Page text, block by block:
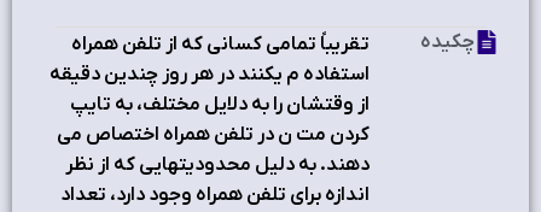
تقريباً تمامي كساني كه از تلفن همراه
استفاده م يكنند در هر روز چندين دقيقه
از وقتشان را به دلايل مختلف، به تايپ
كردن مت ن در تلفن همراه اختصاص مي
دهند. به دليل محدوديتهايي كه از نظر
اندازه براي تلفن همراه وجود دارد، تعداد
چکیده